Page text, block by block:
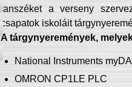
tanszéket a verseny
csapatok iskoláit
A tárgynyeremények,
National Instruments
OMRON CP1LE PLC